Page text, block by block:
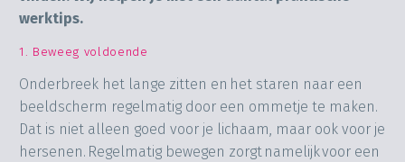
werktips.
1. Beweeg voldoende
Onderbreek het lange zitten en het staren naar een
beeldscherm regelmatig door een ommetje te maken.
Dat is niet alleen goed voor je lichaam, maar ook voor je
hersenen. Regelmatig bewegen zorgt namelijk voor een